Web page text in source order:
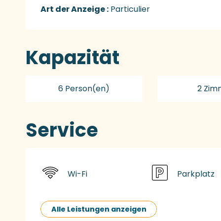
Art der Anzeige : Particulier
Kapazität
6 Person(en) 2
Service
Wi-Fi Parkplatz
Alle Leistungen anzeigen